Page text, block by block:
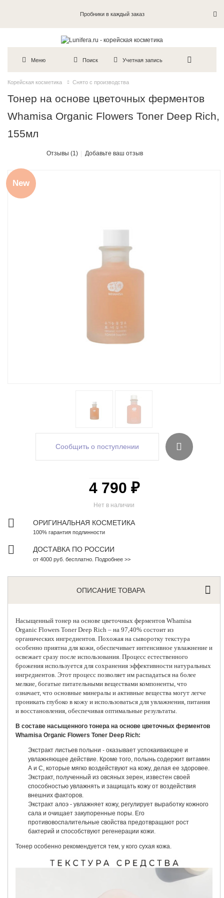
Пробники в каждый заказ
Меню Поиск Учетная запись
Корейская косметика Снято с производства
Тонер на основе цветочных ферментов
Whamisa Organic Flowers Toner Deep Rich,
155мл
Отзывы (1) Добавьте ваш отзыв
New
Сообщить о поступлении
Нет в наличии
4 790 ₽
ОРИГИНАЛЬНАЯ КОСМЕТИКА
100% гарантия подлинности
ДОСТАВКА ПО РОССИИ
от 4000 руб. бесплатно. Подробнее >>
ОПИСАНИЕ ТОВАРА
Насыщенный тонер на основе цветочных ферментовWhamisa
Organic Flowers Toner Deep Rich – на 97,40% состоит из
органических ингредиентов. Похожая на сыворотку текстура
особенно приятна для кожи, обеспечивает интенсивное увлажнение и
освежает сразу после использования. Процесс естественного
брожения используется для сохранения эффективности натуральных
ингредиентов. Этот процесс позволяет им распадаться на более
мелкие, богатые питательными веществами компоненты, что
означает, что основные минералы и активные вещества могут легче
проникать глубоко в кожу и использоваться для увлажнения, питания
и восстановления, обеспечивая оптимальные результаты.
В составе насыщенного тонера на основе цветочных ферментов
Whamisa Organic Flowers Toner Deep Rich:
Экстракт листьев полыни - оказывает успокаивающее и
увлажняющее действие. Кроме того, полынь содержит витамин
А и С, которые мягко воздействуют на кожу, делая ее здоровее.
Экстракт, полученный из овсяных зерен, известен своей
способностью увлажнять и защищать кожу от воздействия
внешних факторов.
Экстракт алоэ - увлажняет кожу, регулирует выработку кожного
сала и очищает закупоренные поры. Его
противовоспалительные свойства предотвращают рост
бактерий и способствуют регенерации кожи.
Тонер особенно рекомендуется тем, у кого сухая кожа.